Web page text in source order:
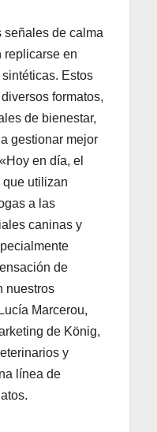
señales de calma
replicarse en
Estos
formatos,
de bienestar,
gestionar mejor
en día, el
que utilizan
a las
caninas y
de
nuestros
Marcerou,
de König,
y
línea de